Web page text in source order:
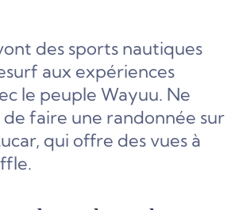
des sports nautiques
aux expériences
le peuple Wayuu. Ne
de faire une randonnée sur
qui offre des vues à